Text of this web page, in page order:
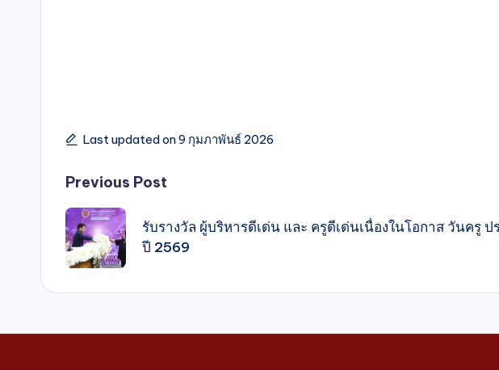
Last updated on 9 กุมภาพันธ์ 2026
Previous Post
รับรางวัล ผู้บริหารดีเด่น และ ครูดีเด่นเนื่องในโอกาส วันครู ป
ปี 2569